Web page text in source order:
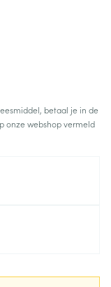
betaal je in de
onze webshop vermeld